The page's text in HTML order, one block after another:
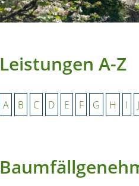
Leistungen A-Z
A B C D E F G H I J